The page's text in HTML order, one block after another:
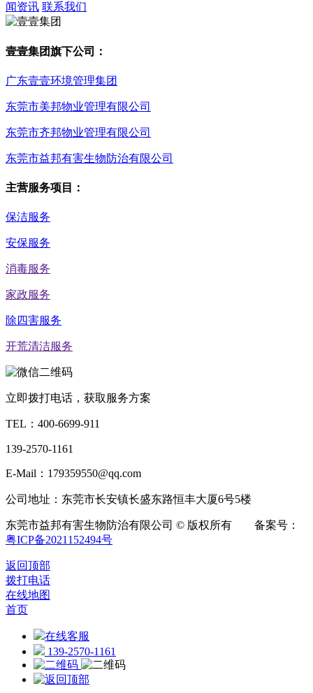
闻资讯 联系我们
壹壹集团旗下公司：
广东壹壹环境管理集团
东莞市美邦物业管理有限公司
东莞市齐邦物业管理有限公司
东莞市益邦有害生物防治有限公司
主营服务项目：
保洁服务
安保服务
消毒服务
家政服务
除四害服务
开荒清洁服务
立即拨打电话，获取服务方案
TEL： 400-6699-911
139-2570-1161
E-Mail：179359550@qq.com
公司地址：东莞市长安镇长盛东路恒丰大厦6号5楼
东莞市益邦有害生物防治有限公司 © 版权所有 备案号：
粤ICP备2021152494号
返回顶部
拨打电话
在线地图
首页
在线客服
139-2570-1161